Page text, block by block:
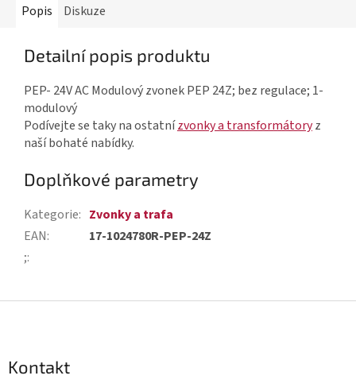
Popis Diskuze
Detailní popis produktu
PEP- 24V AC Modulový zvonek PEP 24Z; bez regulace; 1-
modulový
Podívejte se taky na ostatnízvonky a transformátoryz
naší bohaté nabídky.
Doplňkové parametry
Kategorie: Zvonky a trafa
EAN:
17-1024780R-PEP-24Z
;:
p
aKontakt